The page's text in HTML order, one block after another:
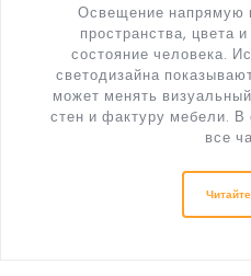
Освещение напрямую
пространства, цвета
состояние человека.
светодизайна
может менять
стен и фактуру мебели. В
все